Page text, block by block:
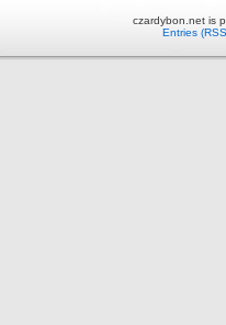
czardybon.net is
Entries